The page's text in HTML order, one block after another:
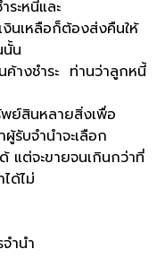
ะหนี้และ
นเหลือก็ต้องส่งคืนให้
นั้น
ำระ ท่านว่าลูกหนี้
นหลายสิ่งเพื่อ
รับจำนำจะเลือก
แต่จะขายจนเกินกว่าที่
ด้ไม่
นำ